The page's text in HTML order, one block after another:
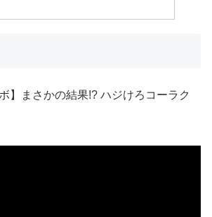
】まさかの結果!? ハジけろコーラク